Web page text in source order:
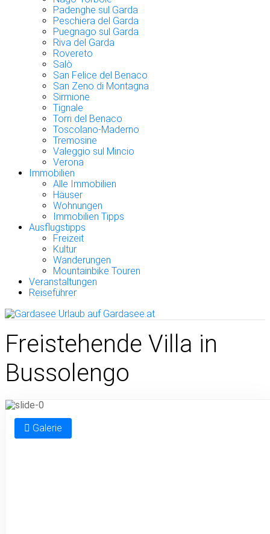
Padenghe sul Garda
Peschiera del Garda
Puegnago sul Garda
Riva del Garda
Rovereto
Salò
San Felice del Benaco
San Zeno di Montagna
Sirmione
Tignale
Torri del Benaco
Toscolano-Maderno
Tremosine
Valeggio sul Mincio
Verona
Immobilien
Alle Immobilien
Häuser
Wohnungen
Immobilien Tipps
Ausflugstipps
Freizeit
Kultur
Wanderungen
Mountainbike Touren
Veranstaltungen
Reiseführer
Freistehende Villa in
Bussolengo
Galerie